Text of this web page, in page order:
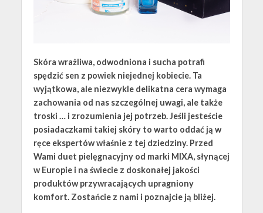
Skóra wrażliwa, odwodniona i sucha potrafi
spędzić sen z powiek niejednej kobiecie. Ta
wyjątkowa, ale niezwykle delikatna cera wymaga
zachowania od nas szczególnej uwagi, ale także
troski … i zrozumienia jej potrzeb. Jeśli jesteście
posiadaczkami takiej skóry to warto oddać ją w
ręce ekspertów właśnie z tej dziedziny. Przed
Wami duet pielęgnacyjny od marki MIXA, słynącej
w Europie i na świecie z doskonałej jakości
produktów przywracających upragniony
komfort. Zostańcie z nami i poznajcie ją bliżej.